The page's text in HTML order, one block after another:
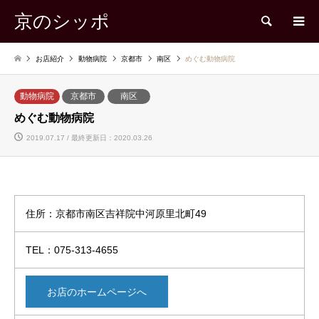
京のシッポ 検索
お店紹介 動物病院 京都市 南区 めぐむ動物病院
動物病院 京都市 南区
めぐむ動物病院
2019.07.17 / 最終更新日：2020.03.26
住所：京都市南区吉祥院中河原里北町49
TEL：075-313-4655
お店のホームページへ